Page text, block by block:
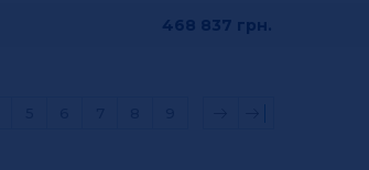
468 837 грн.